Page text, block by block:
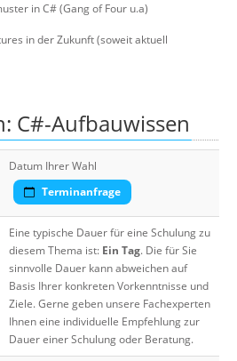
in C# (Gang of Four u.a)
in der Zukunft (soweit aktuell
C#-Aufbauwissen
Datum Ihrer Wahl
Terminanfrage
Eine typische Dauer für eine Schulung zu
diesem Thema ist: Ein Tag. Die für Sie
sinnvolle Dauer kann abweichen auf
Basis Ihrer konkreten Vorkenntnisse und
Ziele. Gerne geben unsere Fachexperten
Ihnen eine individuelle Empfehlung zur
Dauer einer Schulung oder Beratung.